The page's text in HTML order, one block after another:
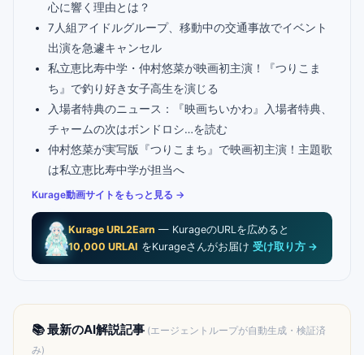
心に響く理由とは？
7人組アイドルグループ、移動中の交通事故でイベント
出演を急遽キャンセル
私立恵比寿中学・仲村悠菜が映画初主演！『つりこま
ち』で釣り好き女子高生を演じる
入場者特典のニュース：『映画ちいかわ』入場者特典、
チャームの次はボンドロシ…を読む
仲村悠菜が実写版『つりこまち』で映画初主演！主題歌
は私立恵比寿中学が担当へ
Kurage動画サイトをもっと見る →
Kurage URL2Earn — KurageのURLを広めると
10,000 URLAI をKurageさんがお届け受け取り方 →
📚 最新のAI解説記事 (エージェントループが自動生成・検証済
み)